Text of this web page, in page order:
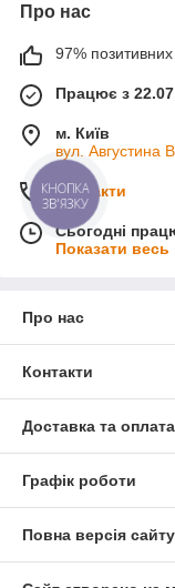
Про нас
97% позитивних
Працює з
м. Київ
вул. Августина
Контакти
Сьогодні
Показати весь
Про нас
Контакти
Доставка та оплата
Графік роботи
Повна версія сайту
КНОПКА
ЗВ'ЯЗКУ